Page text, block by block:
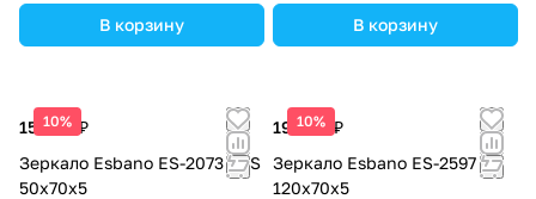
В корзину В корзину
10%
15 640 ₽
Зеркало Esbano ES-2073 FDS
50х70х5
10%
19 040 ₽
Зеркало Esbano ES-2597 YD
120х70х5